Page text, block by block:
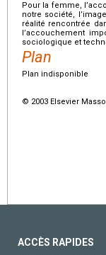
Pour la femme,
notre société,
réalité rencontrée
l’accouchement
sociologique et
Plan
Plan indisponible
© 2003 Elsevier
ACCÈS RAPIDES